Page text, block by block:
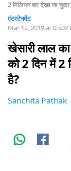
2 मिलियन बार देखा जा
एंटरटेनमेंट
Mar 12, 2019 at 03:02
खेसारी लाल
को 2 दिन में 2
है?
Sanchita Pathak